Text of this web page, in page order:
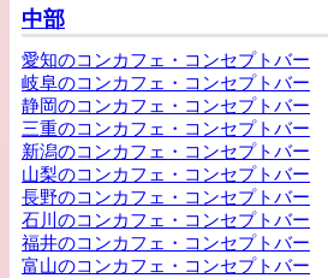
中部
愛知のコンカフェ・コンセプトバー
岐阜のコンカフェ・コンセプトバー
静岡のコンカフェ・コンセプトバー
三重のコンカフェ・コンセプトバー
新潟のコンカフェ・コンセプトバー
山梨のコンカフェ・コンセプトバー
長野のコンカフェ・コンセプトバー
石川のコンカフェ・コンセプトバー
福井のコンカフェ・コンセプトバー
富山のコンカフェ・コンセプトバー